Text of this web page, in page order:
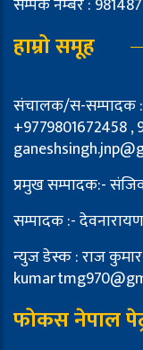
सम्पर्क नम्बर :
हाम्रो समूह
संचालक/स-सम्पादक
+9779801672458 ,
प्रमुख सम्पादक:-
सम्पादक :-
न्युज डेस्क : राज
फोकस नेपाल